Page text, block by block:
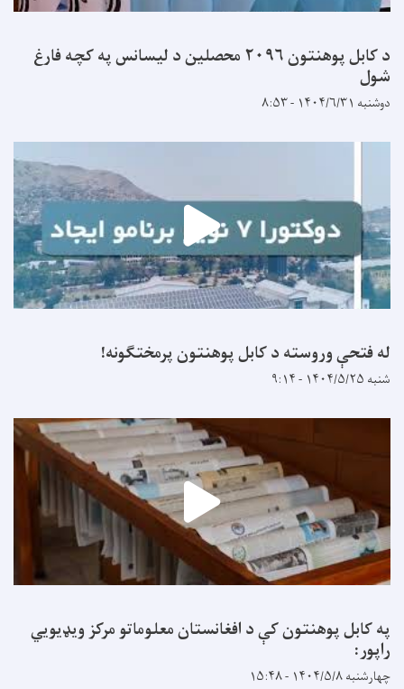
د کابل پوهنتون ۲۰۹۶ محصلین د لیسانس په کچه فارغ
شول
دوشنبه ۱۴۰۴/۶/۳۱ - ۸:۵۳
له فتحې وروسته د کابل پوهنتون پرمختګونه!
شنبه ۱۴۰۴/۵/۲۵ - ۹:۱۴
په کابل پوهنتون کې د افغانستان معلوماتو مرکز ویډیويي
راپور:
چهارشنبه ۱۴۰۴/۵/۸ - ۱۵:۴۸